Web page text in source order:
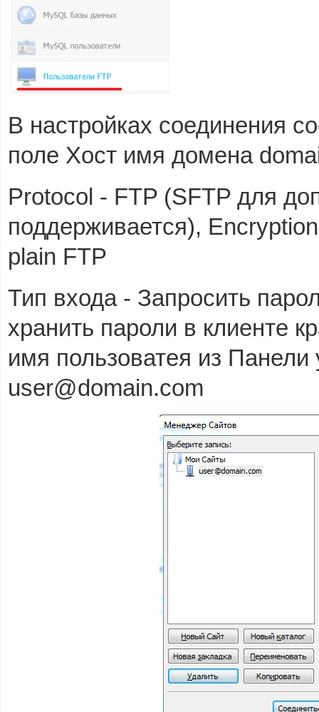
В настройках соединения
поле Хост имя домена
Protocol - FTP (SFTP для
поддерживается),
plain FTP
Тип входа - Запросить
хранить пароли в клиенте
имя пользоватея из
user@domain.com